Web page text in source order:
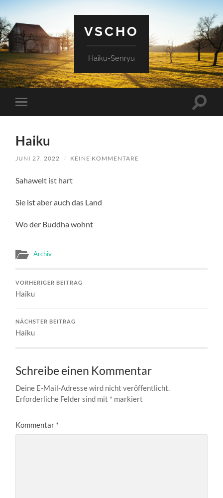
VSCHO
Haiku-Senryu
Mobile-
Menü
Haiku
JUNI 27, 2022 / KEINE KOMMENTARE
Sahawelt ist hart
Sie ist aber auch das Land
Wo der Buddha wohnt
Archiv
VORHERIGER BEITRAG
Haiku
NÄCHSTER BEITRAG
Haiku
Schreibe einen Kommentar
Deine E-Mail-Adresse wird nicht veröffentlicht.
Erforderliche Felder sind mit * markiert
Kommentar *